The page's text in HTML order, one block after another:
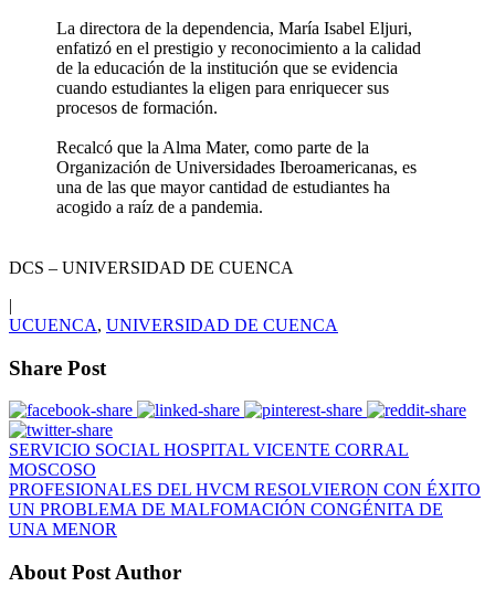
La directora de la dependencia, María Isabel Eljuri,
enfatizó en el prestigio y reconocimiento a la calidad
de la educación de la institución que se evidencia
cuando estudiantes la eligen para enriquecer sus
procesos de formación.
Recalcó que la Alma Mater, como parte de la
Organización de Universidades Iberoamericanas, es
una de las que mayor cantidad de estudiantes ha
acogido a raíz de a pandemia.
DCS – UNIVERSIDAD DE CUENCA
|
UCUENCA, UNIVERSIDAD DE CUENCA
Share Post
SERVICIO SOCIAL HOSPITAL VICENTE CORRAL
MOSCOSO
PROFESIONALES DEL HVCM RESOLVIERON CON ÉXITO
UN PROBLEMA DE MALFOMACIÓN CONGÉNITA DE
UNA MENOR
About Post Author